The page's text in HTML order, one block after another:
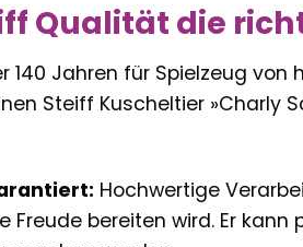
Qualität die
140 Jahren für Spielzeug
Steiff Kuscheltier »Charly
Hochwertige
Freude bereiten wird. Er